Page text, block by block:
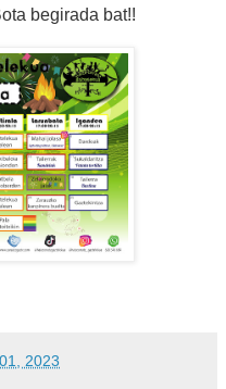
begirada bat!!
2023